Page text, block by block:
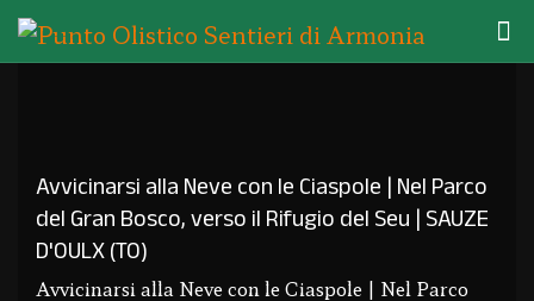
Avvicinarsi alla Neve con le Ciaspole | Nel Parco
del Gran Bosco, verso il Rifugio del Seu | SAUZE
D'OULX (TO)
Avvicinarsi alla Neve con le Ciaspole | Nel Parco